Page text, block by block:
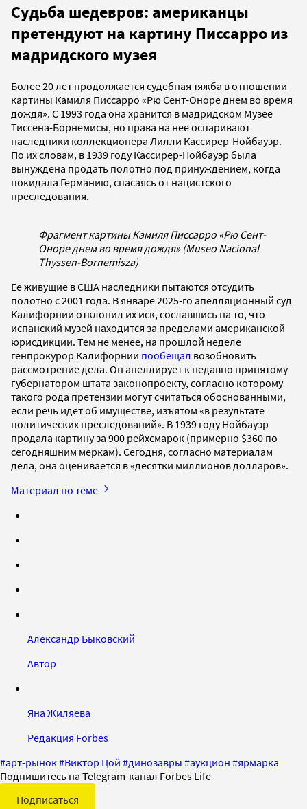
Судьба шедевров: американцы
претендуют на картину Писсарро из
мадридского музея
Более 20 лет продолжается судебная тяжба в отношении
картины Камиля Писсарро «Рю Сент-Оноре днем во время
дождя». С 1993 года она хранится в мадридском Музее
Тиссена-Борнемисы, но права на нее оспаривают
наследники коллекционера Лилли Кассирер-Нойбауэр.
По их словам, в 1939 году Кассирер-Нойбауэр была
вынуждена продать полотно под принуждением, когда
покидала Германию, спасаясь от нацистского
преследования.
Фрагмент картины Камиля Писсарро «Рю Сент-
Оноре днем во время дождя» (Museo Nacional
Thyssen-Bornemisza)
Ее живущие в США наследники пытаются отсудить
полотно с 2001 года. В январе 2025-го апелляционный суд
Калифорнии отклонил их иск, сославшись на то, что
испанский музей находится за пределами американской
юрисдикции. Тем не менее, на прошлой неделе
генпрокурор Калифорнии пообещал возобновить
рассмотрение дела. Он апеллирует к недавно принятому
губернатором штата законопроекту, согласно которому
такого рода претензии могут считаться обоснованными,
если речь идет об имуществе, изъятом «в результате
политических преследований». В 1939 году Нойбауэр
продала картину за 900 рейхсмарок (примерно $360 по
сегодняшним меркам). Сегодня, согласно материалам
дела, она оценивается в «десятки миллионов долларов».
Материал по теме
Александр Быковский
Автор
Яна Жиляева
Редакция Forbes
#арт-рынок#Виктор Цой #динозавры #аукцион #ярмарка
Подпишитесь на Telegram-канал Forbes Life
Подписаться